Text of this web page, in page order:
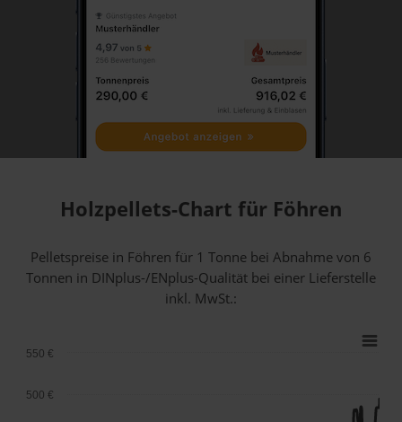
Holzpellets-Chart für Föhren
Pelletspreise in Föhren für 1 Tonne bei Abnahmevon 6
Tonnen in DINplus-/ENplus-Qualität bei einer Lieferstelle
inkl. MwSt.:
500 €
550 €